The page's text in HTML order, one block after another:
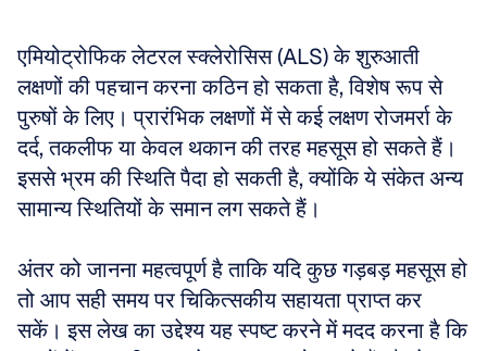
एमियोट्रोफिक लेटरल स्क्लेरोसिस (ALS) के शुरुआती
लक्षणों की पहचान करना कठिन हो सकता है, विशेष रूप से
पुरुषों के लिए। प्रारंभिक लक्षणों में से कई लक्षण रोजमर्रा के
दर्द, तकलीफ या केवल थकान की तरह महसूस हो सकते हैं।
इससे भ्रम की स्थिति पैदा हो सकती है, क्योंकि ये संकेत अन्य
सामान्य स्थितियों के समान लग सकते हैं।
अंतर को जानना महत्वपूर्ण है ताकि यदि कुछ गड़बड़ महसूस हो
तो आप सही समय पर चिकित्सकीय सहायता प्राप्त कर
सकें। इस लेख का उद्देश्य यह स्पष्ट करने में मदद करना है कि